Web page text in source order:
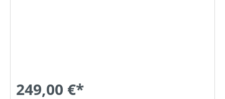
249,00 €*